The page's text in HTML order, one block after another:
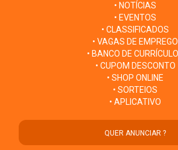
• NOTÍCIAS
• EVENTOS
• CLASSIFICADOS
• VAGAS DE EMPREGO
• BANCO DE
• CUPOM DESCONTO
• SHOP ONLINE
• SORTEIOS
• APLICATIVO
QUER ANUNCIAR ?